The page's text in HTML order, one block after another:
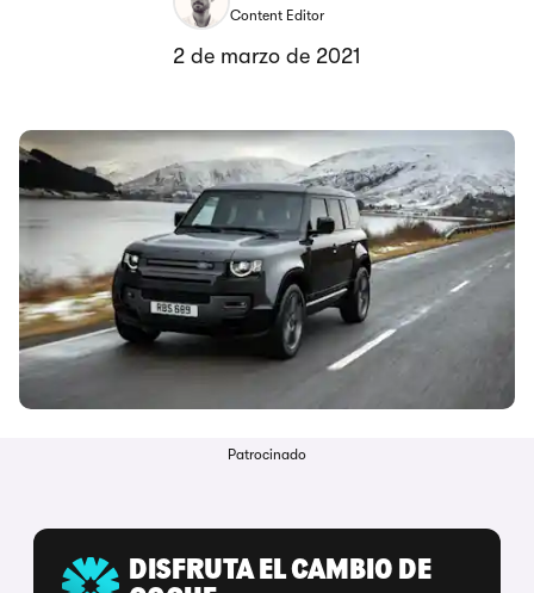
Content Editor
2 de marzo de 2021
Patrocinado
DISFRUTA EL CAMBIO DE